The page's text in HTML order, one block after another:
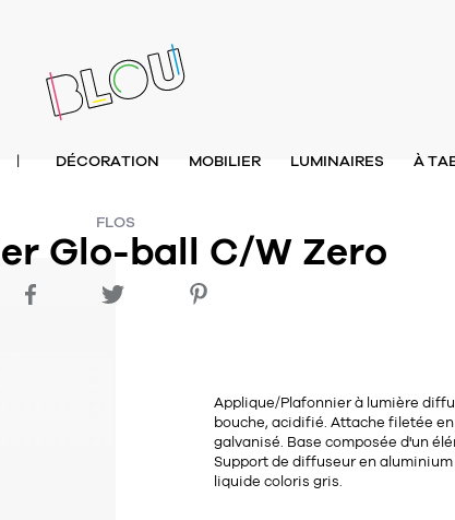
| DÉCORATION MOBILIER LUMINAIRES À
FLOS
Glo-ball C/W Zero
Applique/Plafonnier à lumière
bouche, acidifié. Attache filetée
galvanisé. Base composée d'un
Support de diffuseur en
liquide coloris gris.